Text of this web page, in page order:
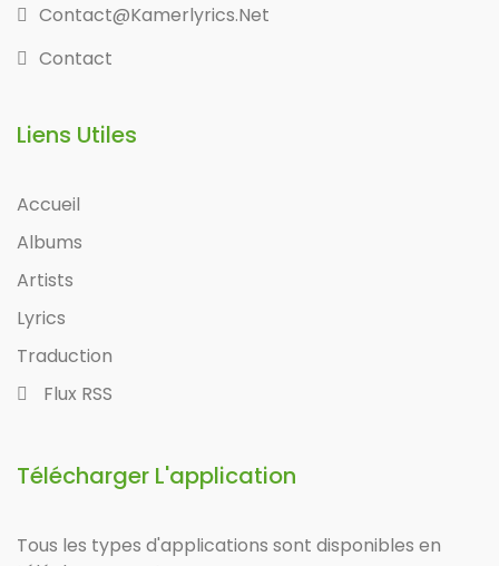
Contact@kamerlyrics.net
Contact
Liens Utiles
Accueil
Albums
Artists
Lyrics
Traduction
Flux RSS
Télécharger L'application
Tous les types d'applications sont disponibles en